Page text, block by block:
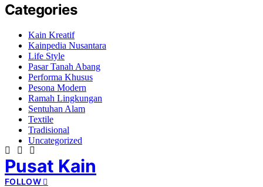
Categories
Kain Kreatif
Kainpedia Nusantara
Life Style
Pasar Tanah Abang
Performa Khusus
Pesona Modern
Ramah Lingkungan
Sentuhan Alam
Textile
Tradisional
Uncategorized
Pusat Kain
FOLLOW